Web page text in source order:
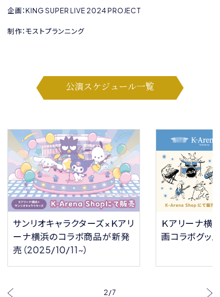
企画：KING SUPER LIVE 2024 PROJECT
制作：モストプランニング
公演スケジュール一覧
サンリオキャラクターズ×Ｋアリ
ーナ横浜のコラボ商品が新発
売（2025/10/11~）
Ｋアリーナ横
画コラボグッ
2/7